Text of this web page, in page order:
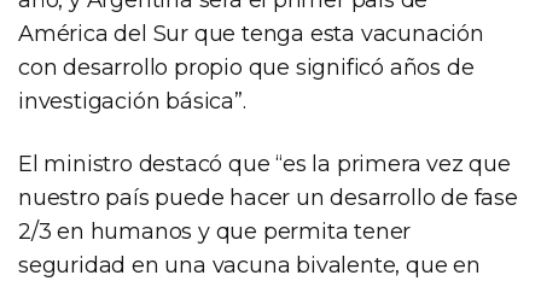
América del Sur que tenga esta vacunación
con desarrollo propio que significó años de
investigación básica”.
El ministro destacó que “es la primera vez que
nuestro país puede hacer un desarrollo de fase
2/3 en humanos y que permita tener
seguridad en una vacuna bivalente, que en